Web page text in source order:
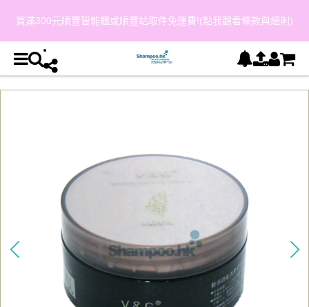
買滿300元順豐智能櫃或順豐站取件免運費!(點我觀看條款與細則)